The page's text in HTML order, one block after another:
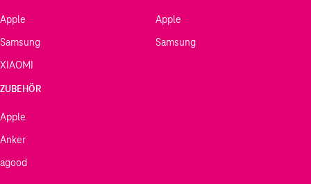
Apple
Samsung
XIAOMI
Apple
Samsung
ZUBEHÖR
Apple
Anker
agood